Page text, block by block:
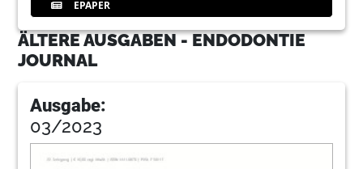
EPAPER
ÄLTERE AUSGABEN - ENDODONTIE
JOURNAL
Ausgabe:
03/2023